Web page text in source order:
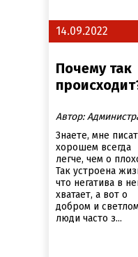
14.09.2022
Почему так
Автор:
Знаете, мне
хорошем всегда
легче, чем о
Так устроена
что негатива в
хватает, а вот о
добром и
люди часто з...